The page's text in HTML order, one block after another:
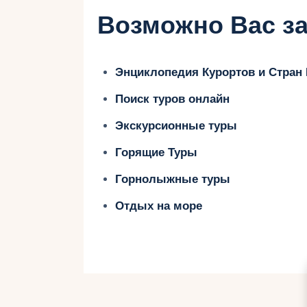
Греции и насладиться
полезные советы.
Незабываемые
Греции
Автобусные туры по Греции – это
насладиться ее красотой и
Путешествуя на автобусе, вы
горных вершин. Туристические
достопримечательностями,
монастырями, а также волшебные
Возможно Вас
Энциклопедия Курортов и Стран
Поиск туров онлайн
Экскурсионные туры
Горящие Туры
Горнолыжные туры
Отдых на море